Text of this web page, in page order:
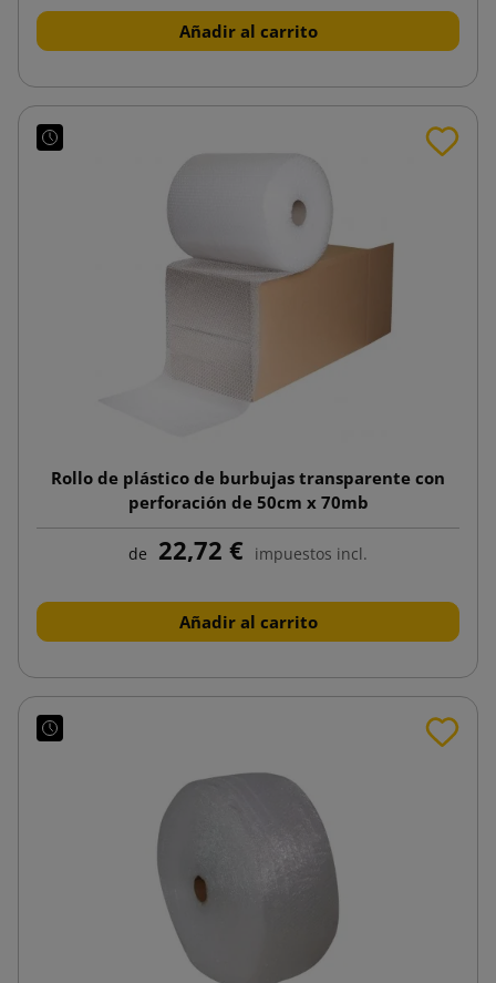
Añadir al carrito
Rollo de plástico de burbujas transparente con
perforación de 50cm x 70mb
de 22,72 € impuestos incl.
Añadir al carrito